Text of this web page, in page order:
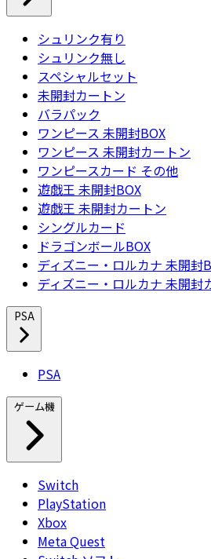
シュリンク有り
シュリンク無し
スペシャルセット
未開封カートン
バラパック
ワンピース 未開封BOX
ワンピース 未開封カートン
ワンピースカード その他
遊戯王 未開封BOX
遊戯王 未開封カートン
シングルカード
ドラゴンボールBOX
ディズニー・ロルカナ 未開封
ディズニー・ロルカナ 未開封
PSA
PSA
ゲーム機
Switch
PlayStation
Xbox
Meta Quest